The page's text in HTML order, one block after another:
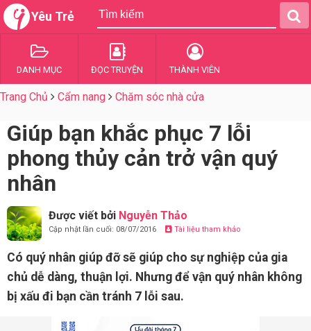
Yêu Trẻ
DANH MỤC ĐỌC TRUYỆN THÀNH VIÊN
Trang Chủ Cẩm nang Chăm sóc nhà cửa
Giúp bạn khắc phục 7 lỗi
phong thủy cản trở vận quý
nhân
Được viết bởi Nguyễn Thảo
Cập nhật lần cuối: 08/07/2016 Tài liệu tham khảo
Có quý nhân giúp đỡ sẽ giúp cho sự nghiệp của gia
chủ dễ dàng, thuận lợi. Nhưng để vận quý nhân không
bị xấu đi bạn cần tránh 7 lỗi sau.